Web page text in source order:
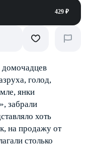
429 ₽
домочадцев
голод,
янки
забрали
хоть
на продажу от
столько